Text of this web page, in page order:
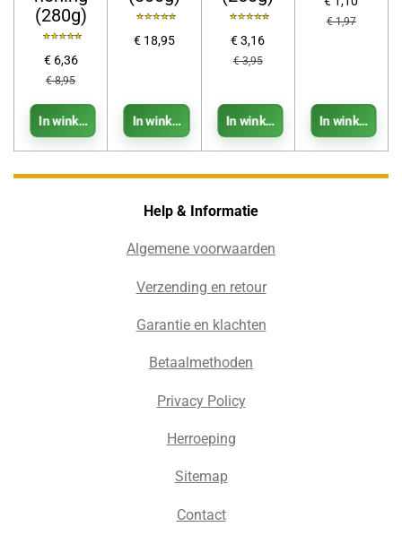
(280g)
€ 6,36
€ 8,95
In winkelwagen
€ 18,95
In winkelwagen
€ 3,16
€ 3,95
In winkelwagen
€ 1,97
In
Help & Informatie
Algemene voorwaarden
Verzending en retour
Garantie en klachten
Betaalmethoden
Privacy Policy
Herroeping
Sitemap
Contact